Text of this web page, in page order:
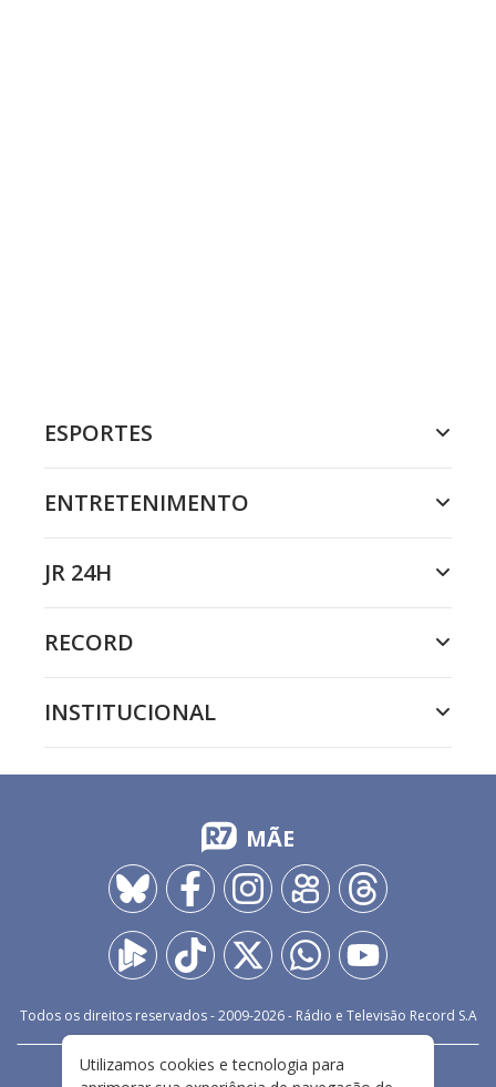
ESPORTES
ENTRETENIMENTO
JR 24H
RECORD
INSTITUCIONAL
MÃE
Todos os direitos reservados - 2009-2026- Rádio e Televisão Record S.A
FALE CONOSCO PRIVACIDADE
Utilizamos cookies e tecnologia para